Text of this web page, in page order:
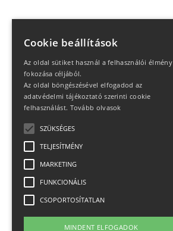
Cookie beállítások
Az oldal sütiket használ a felhasználói élmény
fokozása céljából.
Az oldal böngészésével elfogadod az
adatvédelmi tájékoztató szerinti cookie
felhasználást. Tovább olvasok
SZÜKSÉGES
TELJESÍTMÉNY
MARKETING
FUNKCIONÁLIS
CSOPORTOSÍTATLAN
MINDENT ELFOGADOK